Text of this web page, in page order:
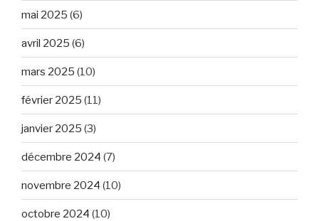
mai 2025 (6)
avril 2025 (6)
mars 2025 (10)
février 2025 (11)
janvier 2025 (3)
décembre 2024 (7)
novembre 2024 (10)
octobre 2024 (10)